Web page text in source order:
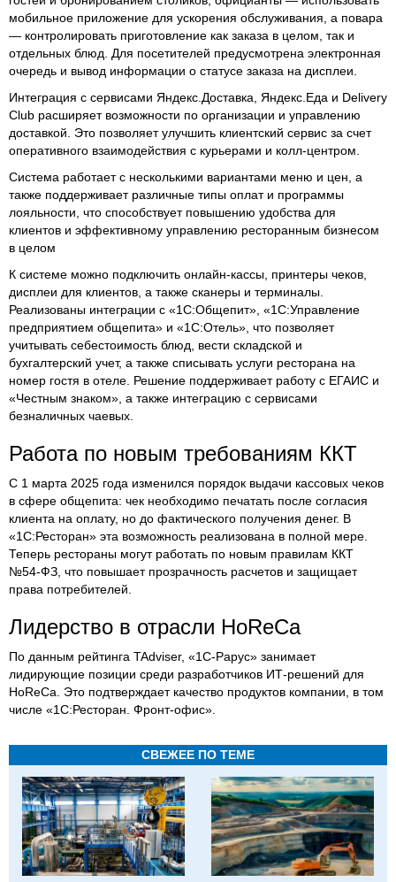
мобильное приложение для ускорения обслуживания, а повара
— контролировать приготовление как заказа в целом, так и
отдельных блюд. Для посетителей предусмотрена электронная
очередь и вывод информации о статусе заказа на дисплеи.
Интеграция с сервисами Яндекс.Доставка, Яндекс.Еда и Delivery
Club расширяет возможности по организации и управлению
доставкой. Это позволяет улучшить клиентский сервис за счет
оперативного взаимодействия с курьерами и колл-центром.
Система работает с несколькими вариантами меню и цен, а
также поддерживает различные типы оплат и программы
лояльности, что способствует повышению удобства для
клиентов и эффективному управлению ресторанным бизнесом
в целом
К системе можно подключить онлайн-кассы, принтеры чеков,
дисплеи для клиентов, а также сканеры и терминалы.
Реализованы интеграции с «1С:Общепит», «1С:Управление
предприятием общепита» и «1С:Отель», что позволяет
учитывать себестоимость блюд, вести складской и
бухгалтерский учет, а также списывать услуги ресторана на
номер гостя в отеле. Решение поддерживает работу с ЕГАИС и
«Честным знаком», а также интеграцию с сервисами
безналичных чаевых.
Работа по новым требованиям ККТ
С 1 марта 2025 года изменился порядок выдачи кассовых чеков
в сфере общепита: чек необходимо печатать после согласия
клиента на оплату, но до фактического получения денег. В
«1С:Ресторан» эта возможность реализована в полной мере.
Теперь рестораны могут работать по новым правилам ККТ
№54-ФЗ, что повышает прозрачность расчетов и защищает
права потребителей.
Лидерство в отрасли HoReCa
По данным рейтинга TAdviser, «1С-Рарус» занимает
лидирующие позиции среди разработчиков ИТ-решений для
HoReCa. Это подтверждает качество продуктов компании, в том
числе «1С:Ресторан. Фронт-офис».
СВЕЖЕЕ ПО ТЕМЕ